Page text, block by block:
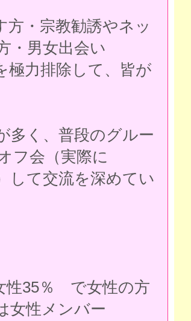
・宗教勧誘やネッ
・男女出会い
極力排除して、皆が
く、普段のグルー
フ会（実際に
して交流を深めてい
35％ で女性の方
女性メンバー